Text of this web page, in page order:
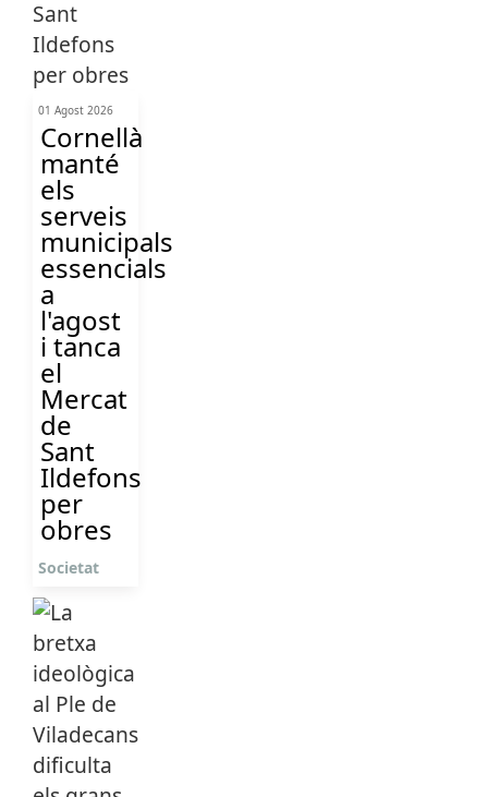
01 Agost 2026
Cornellà
manté
els
serveis
municipals
essencials
a
l'agost
i tanca
el
Mercat
de
Sant
Ildefons
per
obres
Societat